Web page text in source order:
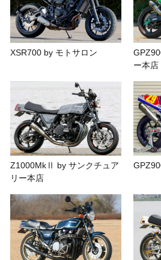
XSR700 by モトサロン
ー本店
Z1000MkⅡ by サンクチュア
リー本店